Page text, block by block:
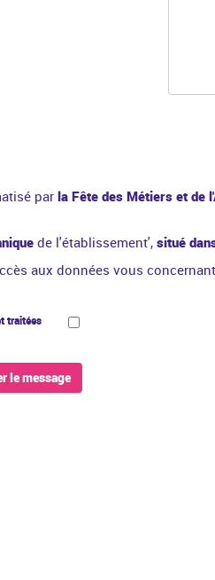
par la Fête des Métiers et de
de l'établissement', situé
aux données vous
traitées
le message